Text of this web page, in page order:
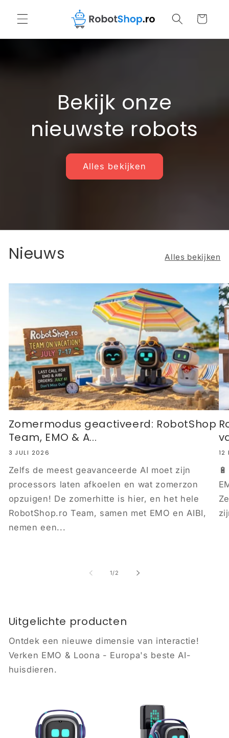
naar de
content
Winkelwagen
Bekijk onze
nieuwste robots
Alles bekijken
Nieuws Alles bekijken
Zomermodus geactiveerd: RobotShop
Team, EMO & A...
3 JULI 2026
Zelfs de meest geavanceerde AI moet zijn
processors laten afkoelen en wat zomerzon
opzuigen! De zomerhitte is hier, en het hele
RobotShop.ro Team, samen met EMO en AIBI,
nemen een...
12
1/van
2
Uitgelichte producten
Ontdek een nieuwe dimensie van interactie!
Verken EMO & Loona - Europa's beste AI-
huisdieren.